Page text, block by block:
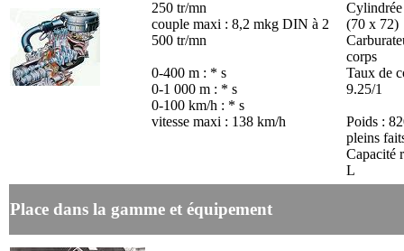
250 tr/mn
couple maxi : 8,2 mkg DIN à 2
500 tr/mn
0-400 m : * s
0-1 000 m : * s
0-100 km/h : * s
vitesse maxi : 138 km/h
(70 x 72)
corps
Taux de
9.25/1
Poids :
pleins
Capacité
L
Place dans la gamme et équipement